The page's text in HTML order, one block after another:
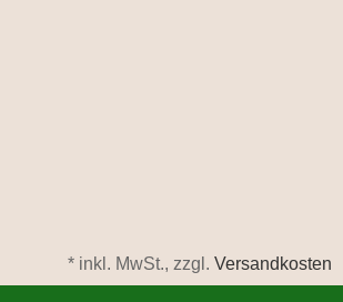
* inkl. MwSt., zzgl. Versandkosten